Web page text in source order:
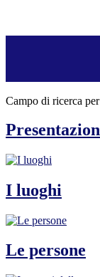
Campo di ricerca
I luoghi
Le persone